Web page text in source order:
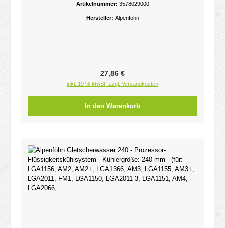
Artikelnummer: 3578029000
Hersteller: Alpenföhn
Regulärer Preis:
27,86 €
inkl. 19 % MwSt. zzgl. Versandkosten
In den Warenkorb